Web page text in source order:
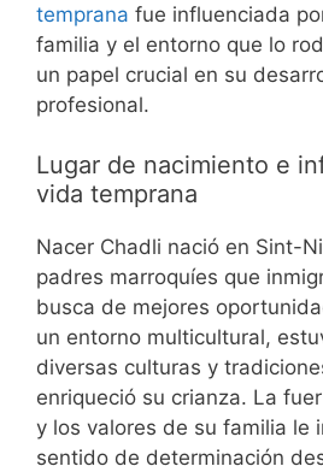
temprana fue influenciada
familia y el entorno que lo
un papel crucial en su
profesional.
Lugar de nacimiento e
vida temprana
Nacer Chadli nació en Sint-
padres marroquíes que
busca de mejores
un entorno multicultural,
diversas culturas y
enriqueció su crianza. La
y los valores de su familia le
sentido de determinación